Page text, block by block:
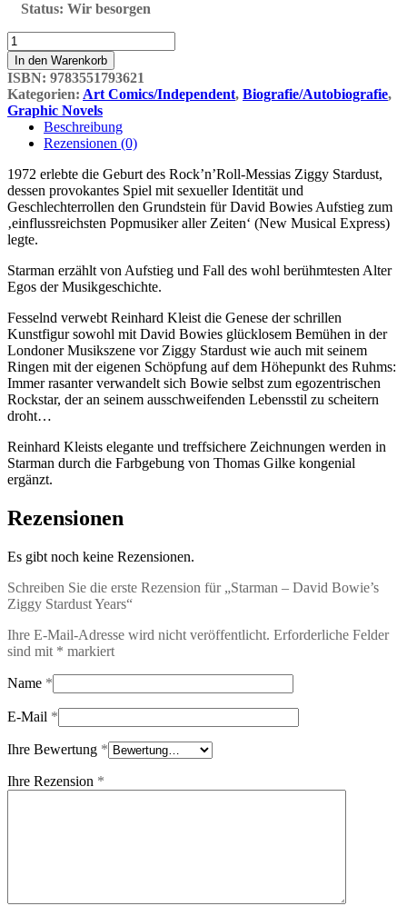
Status: Wir besorgen
Starman
-
David
Bowie's
Ziggy
Stardust
Menge
In den Warenkorb
ISBN: 9783551793621
Kategorien: Art Comics/Independent, Biografie/Autobiografie,
Graphic Novels
Beschreibung
Rezensionen (0)
1972 erlebte die Geburt des Rock’n’Roll-Messias Ziggy Stardust,
dessen provokantes Spiel mit sexueller Identität und
Geschlechterrollen den Grundstein für David Bowies Aufstieg zum
‚einflussreichsten Popmusiker aller Zeiten‘ (New Musical Express)
legte.
Starman erzählt von Aufstieg und Fall des wohl berühmtesten Alter
Egos der Musikgeschichte.
Fesselnd verwebt Reinhard Kleist die Genese der schrillen
Kunstfigur sowohl mit David Bowies glücklosem Bemühen in der
Londoner Musikszene vor Ziggy Stardust wie auch mit seinem
Ringen mit der eigenen Schöpfung auf dem Höhepunkt des Ruhms:
Immer rasanter verwandelt sich Bowie selbst zum egozentrischen
Rockstar, der an seinem ausschweifenden Lebensstil zu scheitern
droht…
Reinhard Kleists elegante und treffsichere Zeichnungen werden in
Starman durch die Farbgebung von Thomas Gilke kongenial
ergänzt.
Rezensionen
Es gibt noch keine Rezensionen.
Schreiben Sie die erste Rezension für „Starman – David Bowie’s
Ziggy Stardust Years“
Ihre E-Mail-Adresse wird nicht veröffentlicht. Erforderliche Felder
sind mit * markiert
Name *
E-Mail *
Ihre Bewertung *
Ihre Rezension *